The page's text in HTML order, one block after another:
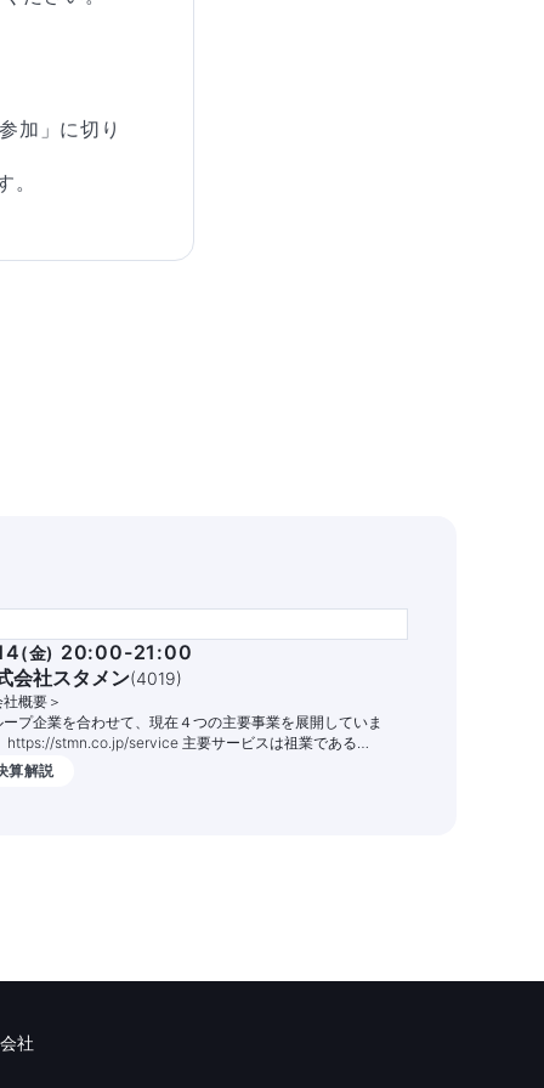
加」に切り
。
(金) 20:00-21:00
会社スタメン(4019)
概要＞
プ企業を合わせて、現在４つの主要事業を展開していま
stmn.co.jp/service 主要サービスは祖業である
（ツナグ）」という組織エンゲージメントを高めるITサ
です。1,400社以上の企業様でご活用いただいており、従業
算解説
社